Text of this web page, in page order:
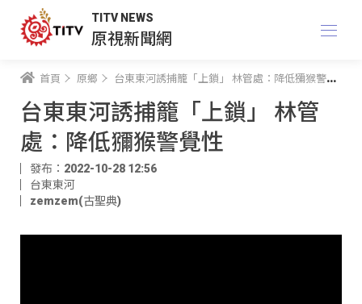
TITV NEWS
原視新聞網
首頁 原鄉 台東東河誘捕籠「上鎖」 林管處：降低獼猴警覺性
台東東河誘捕籠「上鎖」 林管
處：降低獼猴警覺性
發布：2022-10-28 12:56
台東東河
zemzem(古聖典)